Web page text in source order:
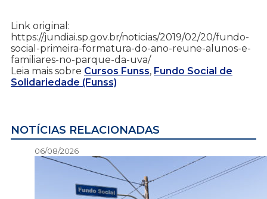
Link original:
https://jundiai.sp.gov.br/noticias/2019/02/20/fundo-
social-primeira-formatura-do-ano-reune-alunos-e-
familiares-no-parque-da-uva/
Leia mais sobre Cursos Funss, Fundo Social de
Solidariedade (Funss)
NOTÍCIAS RELACIONADAS
06/08/2026